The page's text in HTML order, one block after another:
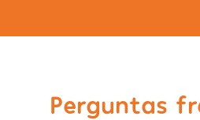
Perguntas